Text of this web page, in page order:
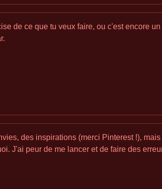
de ce que tu veux faire, ou c'est encore
des inspirations (merci Pinterest !),
J'ai peur de me lancer et de faire des